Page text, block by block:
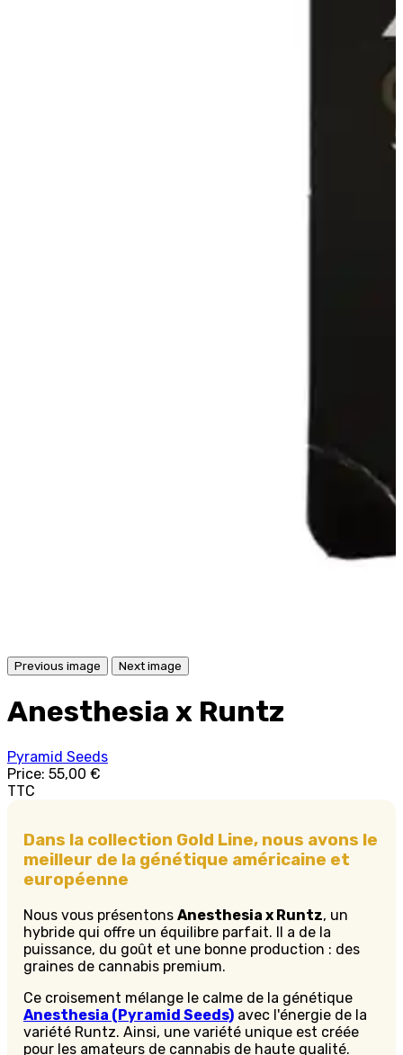
Previous image Next image
Anesthesia x Runtz
Pyramid Seeds
Price: 55,00 €
TTC
Dans la collection Gold Line, nous avons le
meilleur de la génétique américaine et
européenne
Nous vous présentons Anesthesia x Runtz, un
hybride qui offre un équilibre parfait. Il a de la
puissance, du goût et une bonne production : des
graines de cannabis premium.
Ce croisement mélange le calme de la génétique
Anesthesia (Pyramid Seeds) avec l'énergie de la
variété Runtz. Ainsi, une variété unique est créée
pour les amateurs de cannabis de haute qualité.